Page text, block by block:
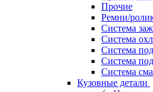
Прочие
Ремни/
Система
Система
Система
Система
Система
Кузовные детали